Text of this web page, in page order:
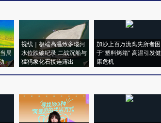
局
视线｜极端高温致多瑙河
水位跌破纪录 二战沉船与
猛犸象化石接连露出
加沙上百万流离失所者困
于“塑料烤箱” 高温引发健
康危机